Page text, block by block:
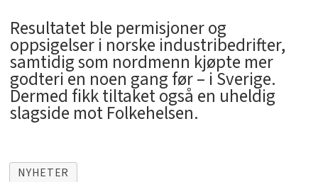
Resultatet ble permisjoner og
oppsigelser i norske industribedrifter,
samtidig som nordmenn kjøpte mer
godteri en noen gang før – i Sverige.
Dermed fikk tiltaket også en uheldig
slagside mot Folkehelsen.
NYHETER